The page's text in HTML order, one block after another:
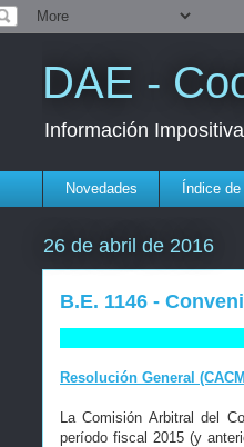
DAE -
Información
Novedades Índice
26 de abril de 2016
B.E. 1146 -
Resolución General
La Comisión Arbitral del
período fiscal 2015 (y